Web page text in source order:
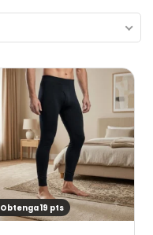
Obtenga 19 pts